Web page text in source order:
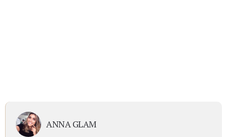
ANNA GLAM